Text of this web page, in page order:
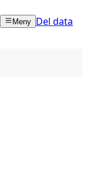
Meny Del data